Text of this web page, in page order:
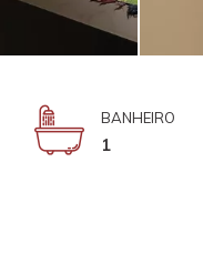
BANHEIRO
1